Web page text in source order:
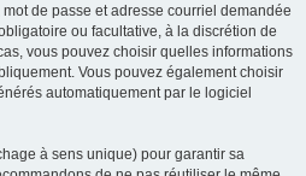
de passe et adresse courriel demandée
ou facultative, à la discrétion de
vous pouvez choisir quelles informations
Vous pouvez également choisir
automatiquement par le logiciel
à sens unique) pour garantir sa